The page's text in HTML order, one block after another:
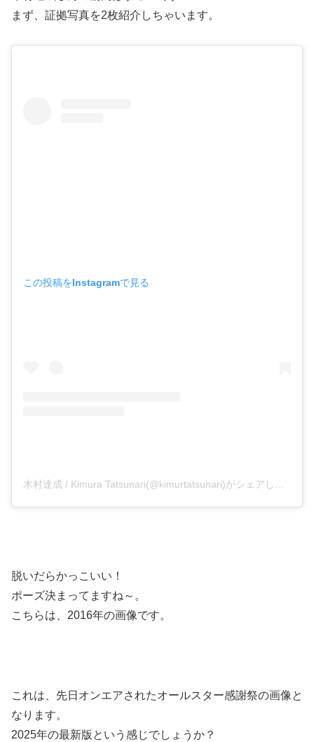
まず、証拠写真を2枚紹介しちゃいます。
この投稿をInstagramで見る
脱いだらかっこいい！
ポーズ決まってますね～。
こちらは、2016年の画像です。
これは、先日オンエアされたオールスター感謝祭の画像と
なります。
2025年の最新版という感じでしょうか？